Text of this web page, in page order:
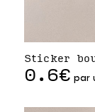
Sticker
0.6€ par